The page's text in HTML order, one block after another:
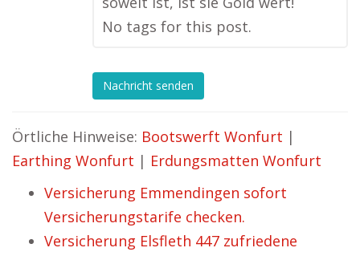
No tags for this post.
Nachricht senden
Örtliche Hinweise: Bootswerft Wonfurt |
Earthing Wonfurt | Erdungsmatten Wonfurt
Versicherung Emmendingen sofort
Versicherungstarife checken.
Versicherung Elsfleth 447 zufriedene